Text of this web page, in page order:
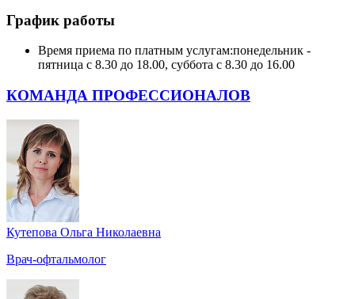
График работы
Время приема по платным услугам:понедельник -
пятница с 8.30 до 18.00, суббота с 8.30 до 16.00
КОМАНДА ПРОФЕССИОНАЛОВ
Кутепова Ольга Николаевна
Врач-офтальмолог